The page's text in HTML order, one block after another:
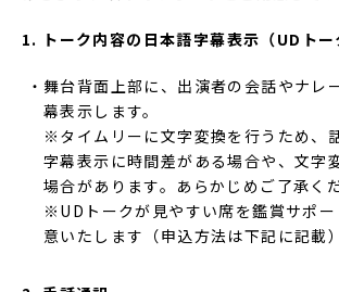
1. トーク内容の日本語字幕表示 （UD トー
舞台背面上部に、出演者の会話やナレ
幕表示します。
※タイムリーに文字変換を行うため、
字幕表示に時間差がある場合や、文字
場合があります。あらかじめご了承くだ
※UDトークが見やすい席を鑑賞サポー
意いたします（申込方法は下記に記載）